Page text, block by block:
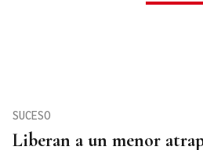
Liberan a un menor
SUCESO